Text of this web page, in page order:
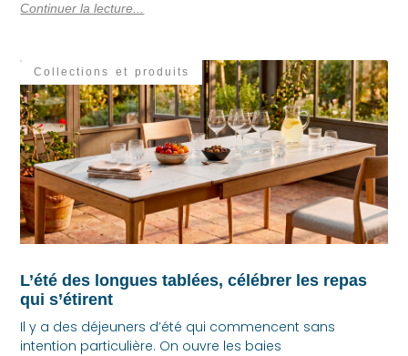
Continuer la lecture...
Collections et produits
L’été des longues tablées, célébrer les repas
qui s’étirent
Il y a des déjeuners d’été qui commencent sans
intention particulière. On ouvre les baies